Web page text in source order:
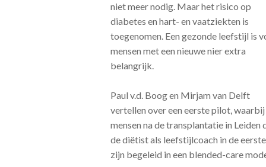
niet meer nodig. Maar het risico op
diabetes en hart- en vaatziekten is
toegenomen. Een gezonde leefstijl is
mensen met een nieuwe nier extra
belangrijk.
Paul v.d. Boog en Mirjam van Delft
vertellen over een eerste pilot, waarbij
mensen na de transplantatie in Leiden
de diëtist als leefstijlcoach in de
zijn begeleid in een blended-care